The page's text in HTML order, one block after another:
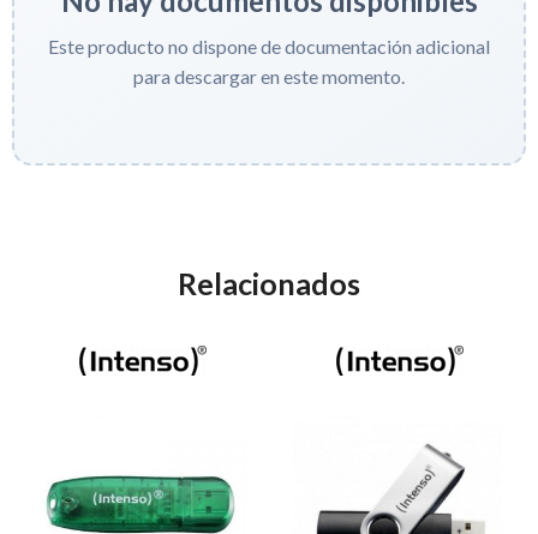
Este producto no dispone de documentación adicional
para descargar en este momento.
Relacionados